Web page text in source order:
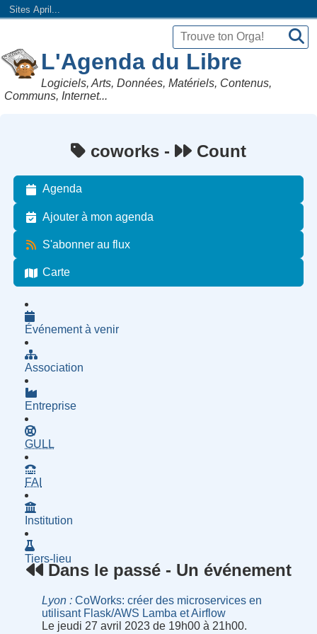
Sites April...
L'Agenda du Libre
Logiciels, Arts, Données, Matériels, Contenus,
Communs, Internet...
coworks - Count
Agenda
Ajouter à mon agenda
S'abonner au flux
Carte
Événement à venir
Association
Entreprise
GULL
FAI
Institution
Tiers-lieu
Dans le passé - Un événement
Lyon
CoWorks: créer des microservices en
utilisant Flask/AWS Lamba et Airflow
Le jeudi 27 avril 2023 de 19h00 à 21h00.